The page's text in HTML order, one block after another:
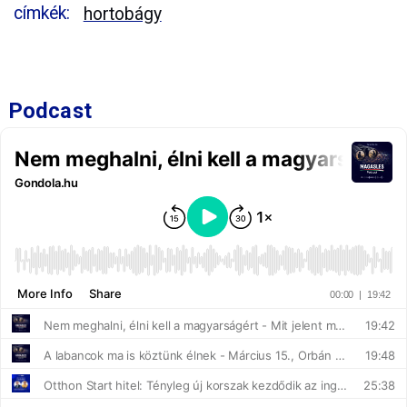
címkék: hortobágy
Podcast